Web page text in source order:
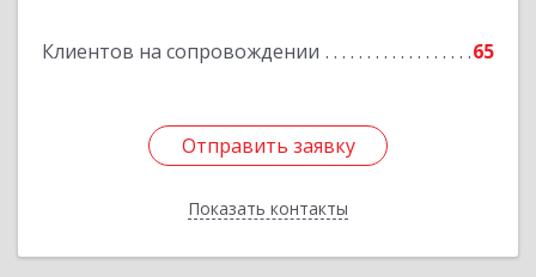
Клиентов на сопровождении 65
Отправить заявку
Показать контакты
Отправить заявку
Назад